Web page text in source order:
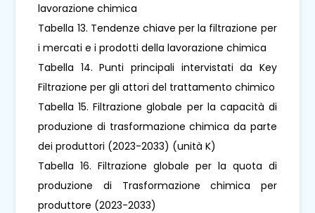
lavorazione chimica
Tabella 13. Tendenze chiave per la filtrazione per
i mercati e i prodotti della lavorazione chimica
Tabella 14. Punti principali intervistati da Key
Filtrazione per gli attori del trattamento chimico
Tabella 15. Filtrazione globale per la capacità di
produzione di trasformazione chimica da parte
dei produttori (2023-2033) (unità K)
Tabella 16. Filtrazione globale per la quota di
produzione di Trasformazione chimica per
produttore (2023-2033)